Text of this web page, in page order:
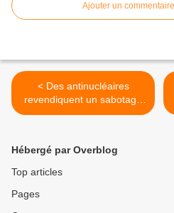
Ajouter un commentaire
< Des antinucléaires
revendiquent un sabotage
ferroviaire à Berlin
Hébergé par Overblog
Top articles
Pages